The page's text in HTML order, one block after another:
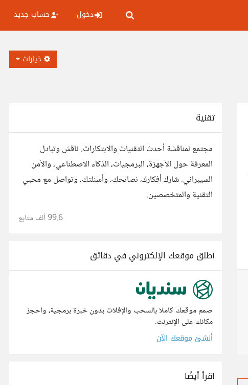
دخول حساب جديد
خيارات
تقنية
مجتمع لمناقشة أحدث التقنيات والابتكارات. ناقش وتبادل
المعرفة حول الأجهزة، البرمجيات، الذكاء الاصطناعي، والأمن
السيبراني. شارك أفكارك، نصائحك، وأسئلتك، وتواصل مع محبي
التقنية والمتخصصين.
99.6 ألف متابع
أطلق موقعك الإلكتروني في دقائق
صمم موقعك كاملا بالسحب والإفلات بدون خبرة برمجية، واحجز
مكانك على الإنترنت.
أنشئ موقعك الآن
اقرأ أيضًا